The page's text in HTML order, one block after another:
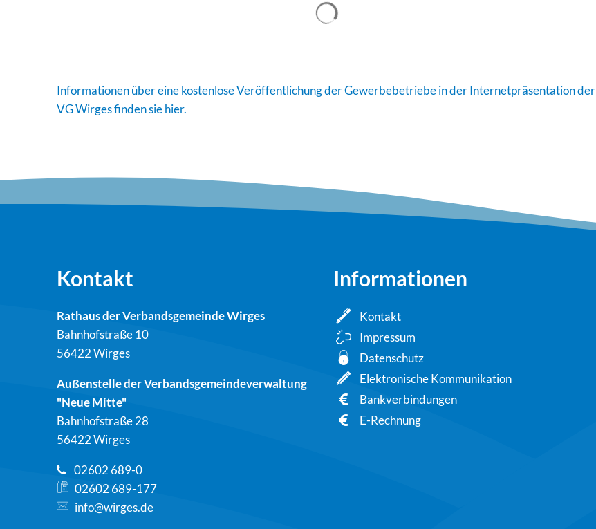
Informationen über eine kostenlose Veröffentlichung der Gewerbebetriebe in der Internetpräsentation der
VG Wirges finden sie hier.
Kontakt
Rathaus der Verbandsgemeinde Wirges
Bahnhofstraße 10
56422 Wirges
Außenstelle der Verbandsgemeindeverwaltung
"Neue Mitte"
Bahnhofstraße 28
56422 Wirges
02602 689-0
02602 689-177
info@wirges.de
Informationen
Kontakt
Impressum
Datenschutz
Elektronische Kommunikation
Bankverbindungen
E-Rechnung